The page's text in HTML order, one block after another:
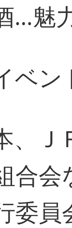
…魅
ベン
Ｊ
合
委